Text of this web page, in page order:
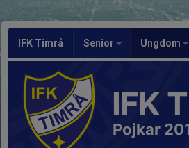
IFK Timrå Senior Ungdom
IFK
Pojkar